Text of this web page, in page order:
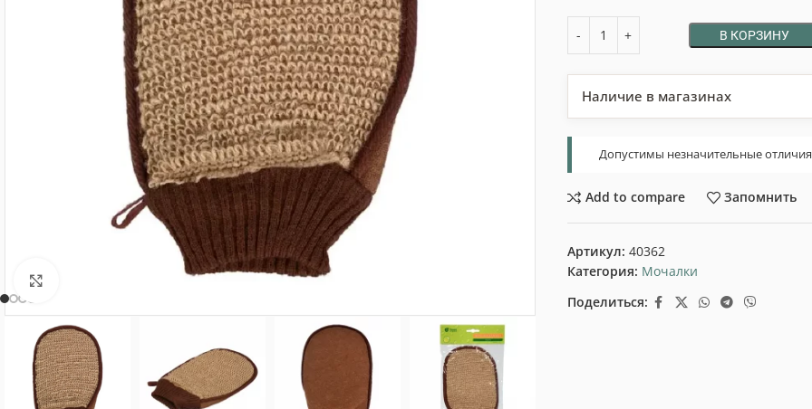
Нажмите, чтобы увеличить
В КОРЗИНУ
Наличие в магазинах
Допустимы незначительные
Add to compare Запомнить
Артикул: 40362
Категория: Мочалки
Поделиться: